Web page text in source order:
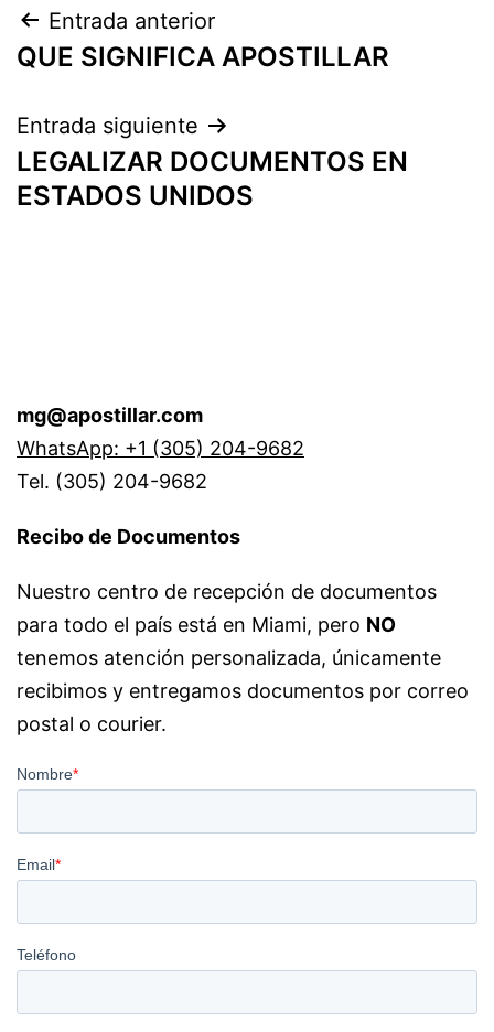
Navegación
de
entradas
Entrada anterior
QUE SIGNIFICA APOSTILLAR
Entrada siguiente
LEGALIZAR DOCUMENTOS EN
ESTADOS UNIDOS
mg@apostillar.com
WhatsApp: +1 (305) 204-9682
Tel. (305) 204-9682
Recibo de Documentos
Nuestro centro de recepción de documentos
para todo el país está en Miami, pero NO
tenemos atención personalizada, únicamente
recibimos y entregamos documentos por correo
postal o courier.